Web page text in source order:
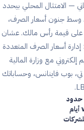
— الامتثال المحلي بيحدد
جنون أسعار الصرف،
على قيمة رأس مالك. عشان
أسعار الصرف المتعددة
إلكتروني مع وزارة المالية
تي، بوب فاينانس، وحساباتك
حدود